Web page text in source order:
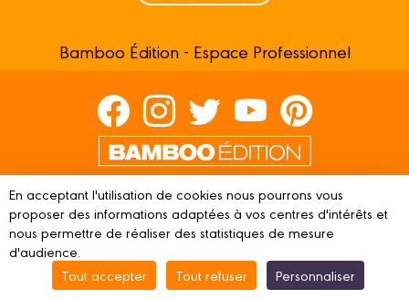
Bamboo Édition - Espace Professionnel
Contactez-nous
Devenir partenaire
© 2023 BAMBOO ÉDITION Mentions légales
Conditions
En acceptant l'utilisation de cookies nous pourrons vous
proposer des informations adaptées à vos centres d'intérêts et
nous permettre de réaliser des statistiques de mesure
d'audience.
Tout accepter
Tout refuser
Personnaliser